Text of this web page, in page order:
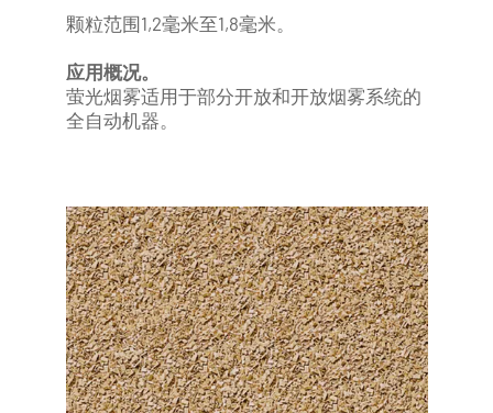
颗粒范围1,2毫米至1,8毫米。
应用概况。
萤光烟雾适用于部分开放和开放烟雾系统的
全自动机器。